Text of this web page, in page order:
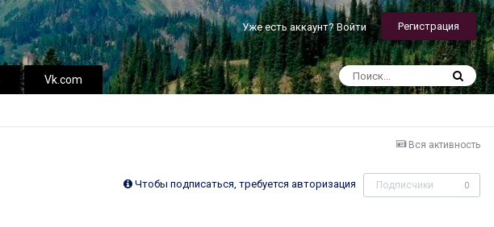
Уже есть аккаунт? Войти Регистрация
Vk.com
Вся активность
Чтобы подписаться, требуется авторизация Подписчики 0